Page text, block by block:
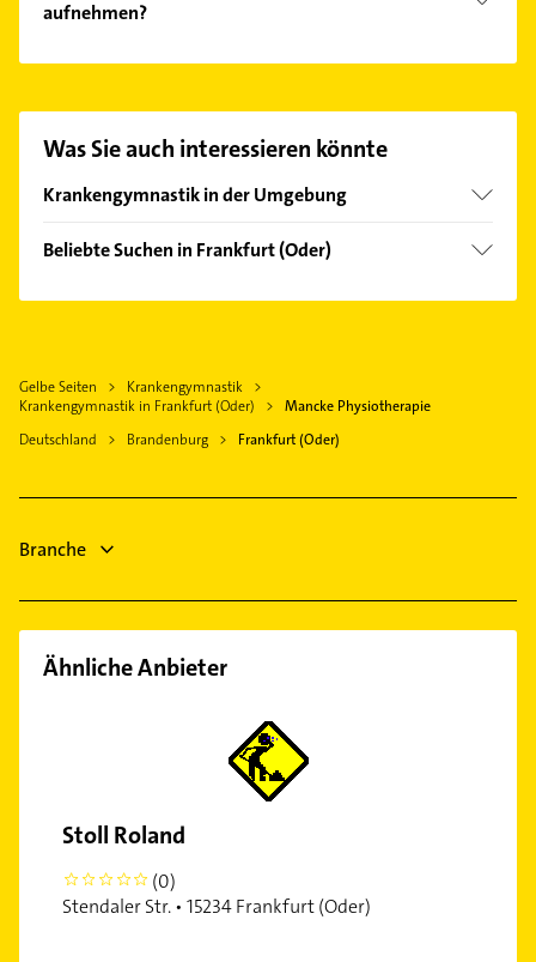
aufnehmen?
Hier finden Sie alleKontaktdaten
Was Sie auch interessieren könnte
Krankengymnastik in der Umgebung
Müllrose
Eisenhüttenstadt
Beliebte Suchen in Frankfurt (Oder)
Elektroinstallation
Dachdecker
Hausarzt
Allgemeinarzt
Gelbe Seiten
Krankengymnastik
Krankengymnastik in Frankfurt (Oder)
Mancke Physiotherapie
Deutschland
Brandenburg Frankfurt (Oder)
Branche
Ähnliche Anbieter
Stoll Roland
0
(0)
Stendaler Str. • 15234 Frankfurt (Oder)